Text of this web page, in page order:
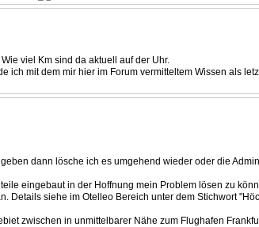
viel Km sind da aktuell auf der Uhr.
ich mit dem mir hier im Forum vermitteltem Wissen als
dann lösche ich es umgehend wieder oder die
eingebaut in der Hoffnung mein Problem lösen zu
Details siehe im Otelleo Bereich unter dem Stichwort
zwischen in unmittelbarer Nähe zum Flughafen